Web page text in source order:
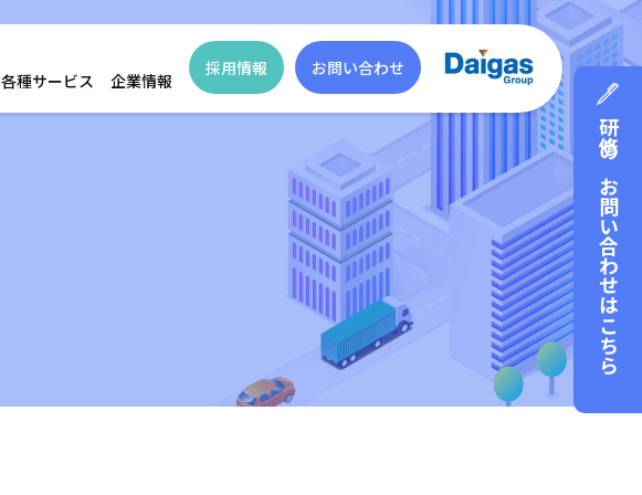
各種サービス 企業情報
採用情報 お問い合わせ
研修のお問い合わせはこちら